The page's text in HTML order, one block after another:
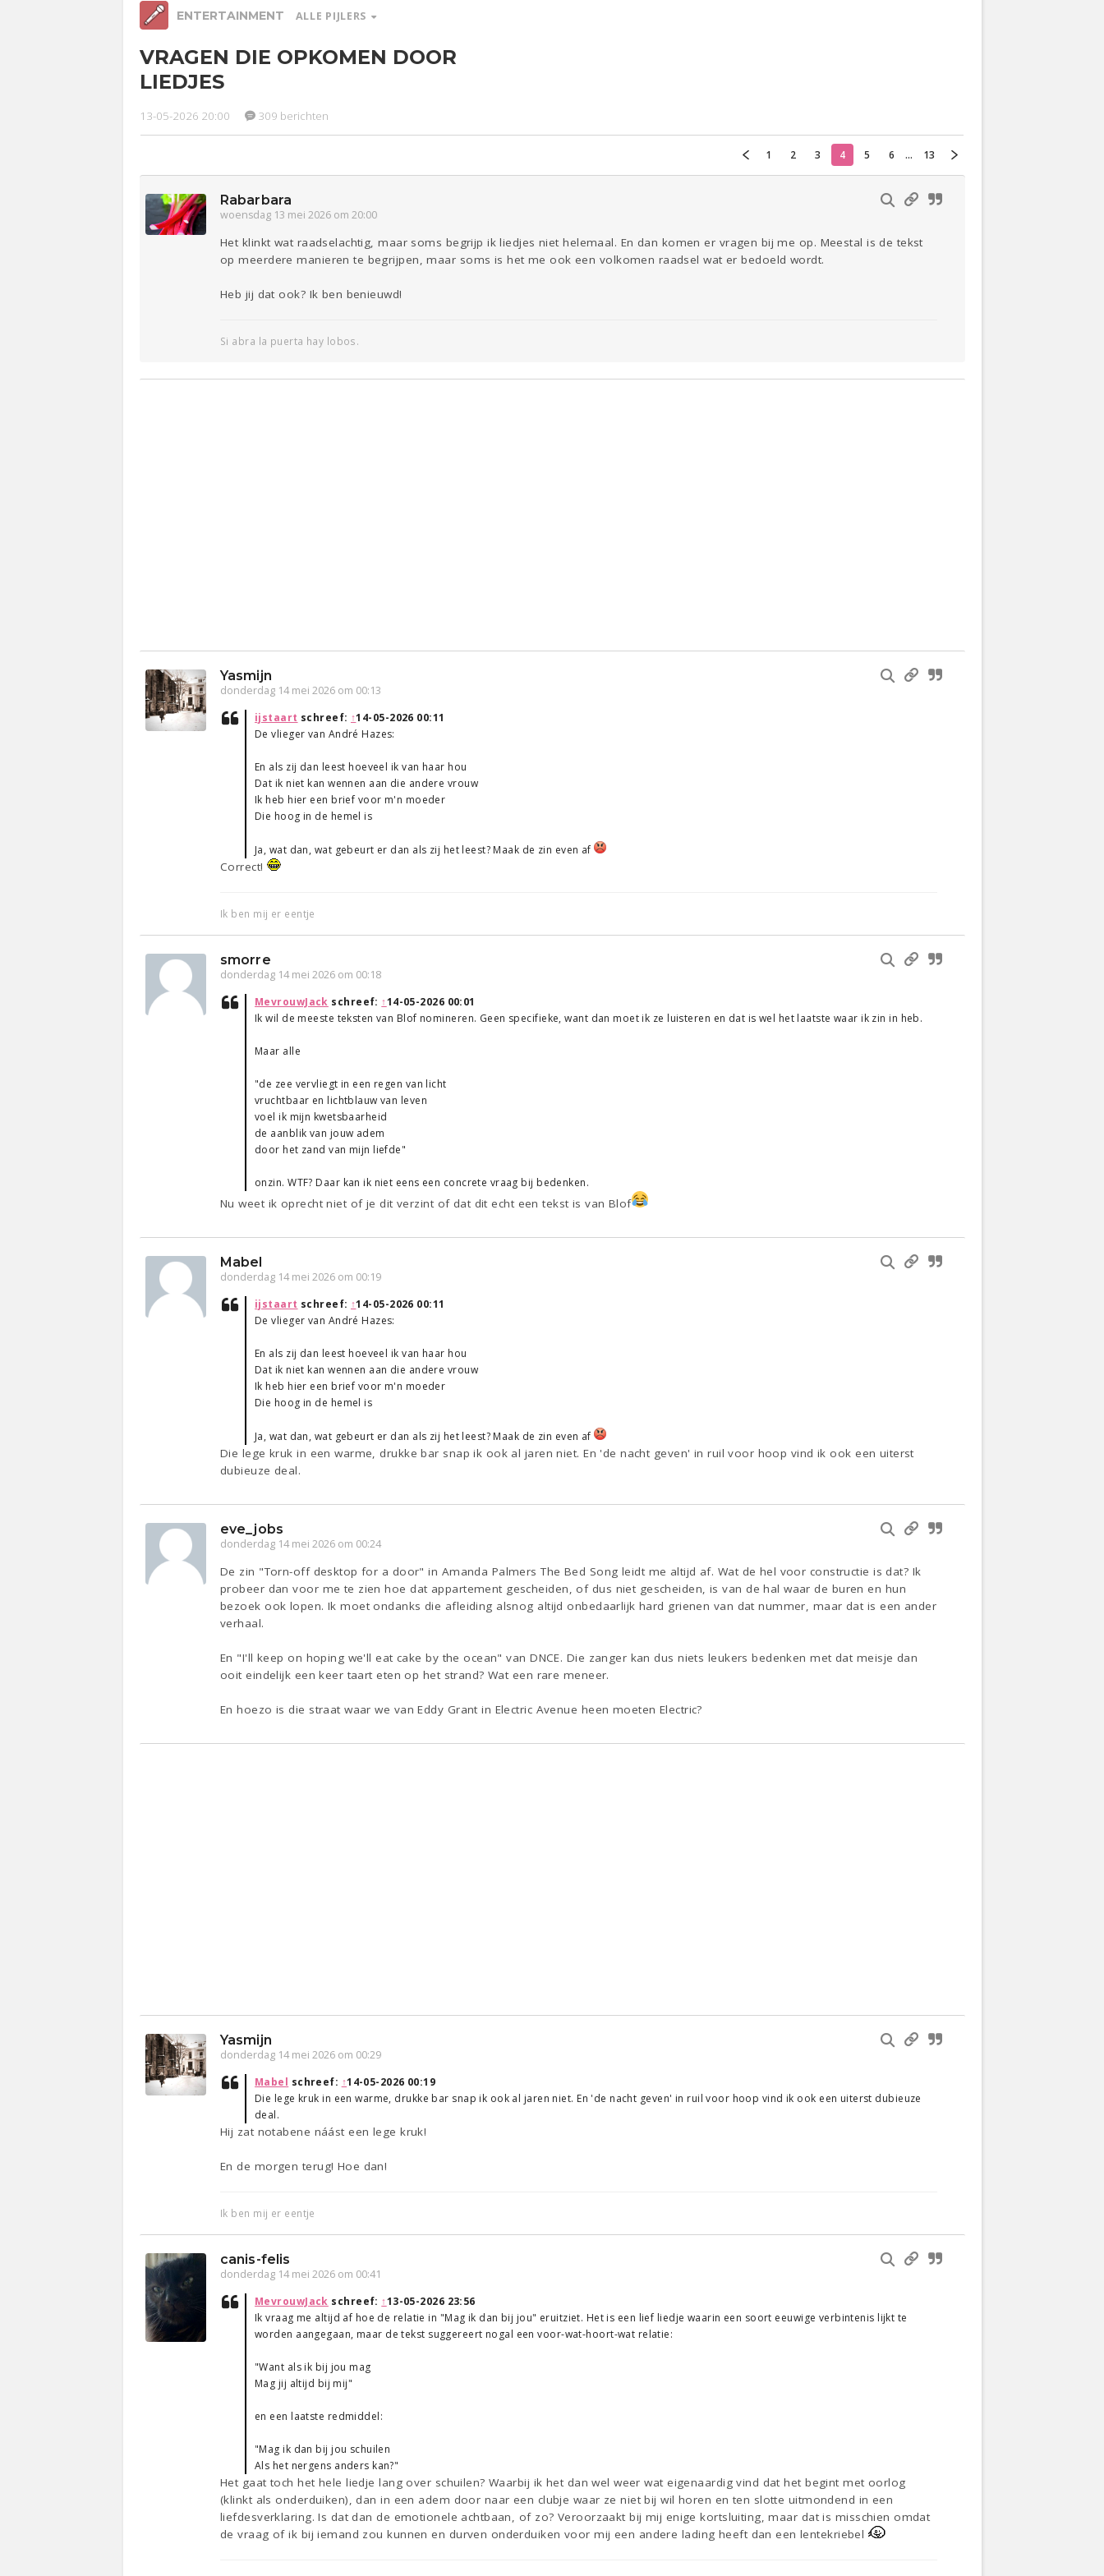
ENTERTAINMENT ALLE PIJLERS
VRAGEN DIE OPKOMEN DOOR
LIEDJES
13-05-2026 20:00 309 berichten
1 2 3 4 5 6 ... 13
Rabarbara
woensdag 13 mei 2026 om 20:00
Het klinkt wat raadselachtig, maar soms begrijp ik liedjes niet helemaal. En dan komen er vragen bij me op. Meestal is de tekst
op meerdere manieren te begrijpen, maar soms is het me ook een volkomen raadsel wat er bedoeld wordt.
Heb jij dat ook? Ik ben benieuwd!
Si abra la puerta hay lobos.
Yasmijn
donderdag 14 mei 2026 om 00:13
ijstaart schreef: ↑14-05-2026 00:11
De vlieger van André Hazes:
En als zij dan leest hoeveel ik van haar hou
Dat ik niet kan wennen aan die andere vrouw
Ik heb hier een brief voor m'n moeder
Die hoog in de hemel is
Ja, wat dan, wat gebeurt er dan als zij het leest? Maak de zin even af
Correct!
Ik ben mij er eentje
smorre
donderdag 14 mei 2026 om 00:18
MevrouwJack schreef: ↑14-05-2026 00:01
Ik wil de meeste teksten van Blof nomineren. Geen specifieke, want dan moet ik ze luisteren en dat is wel het laatste waar ik zin in heb.
Maar alle
"de zee vervliegt in een regen van licht
vruchtbaar en lichtblauw van leven
voel ik mijn kwetsbaarheid
de aanblik van jouw adem
door het zand van mijn liefde"
onzin. WTF? Daar kan ik niet eens een concrete vraag bij bedenken.
Nu weet ik oprecht niet of je dit verzint of dat dit echt een tekst is van Blof
Mabel
donderdag 14 mei 2026 om 00:19
ijstaart schreef: ↑14-05-2026 00:11
De vlieger van André Hazes:
En als zij dan leest hoeveel ik van haar hou
Dat ik niet kan wennen aan die andere vrouw
Ik heb hier een brief voor m'n moeder
Die hoog in de hemel is
Ja, wat dan, wat gebeurt er dan als zij het leest? Maak de zin even af
Die lege kruk in een warme, drukke bar snap ik ook al jaren niet. En 'de nacht geven' in ruil voor hoop vind ik ook een uiterst
dubieuze deal.
eve_jobs
donderdag 14 mei 2026 om 00:24
De zin "Torn-off desktop for a door" in Amanda Palmers The Bed Song leidt me altijd af. Wat de hel voor constructie is dat? Ik
probeer dan voor me te zien hoe dat appartement gescheiden, of dus niet gescheiden, is van de hal waar de buren en hun
bezoek ook lopen. Ik moet ondanks die afleiding alsnog altijd onbedaarlijk hard grienen van dat nummer, maar dat is een ander
verhaal.
En "I'll keep on hoping we'll eat cake by the ocean" van DNCE. Die zanger kan dus niets leukers bedenken met dat meisje dan
ooit eindelijk een keer taart eten op het strand? Wat een rare meneer.
En hoezo is die straat waar we van Eddy Grant in Electric Avenue heen moeten Electric?
Yasmijn
donderdag 14 mei 2026 om 00:29
Mabel schreef: ↑14-05-2026 00:19
Die lege kruk in een warme, drukke bar snap ik ook al jaren niet. En 'de nacht geven' in ruil voor hoop vind ik ook een uiterst dubieuze
deal.
Hij zat notabene náást een lege kruk!
En de morgen terug! Hoe dan!
Ik ben mij er eentje
canis-felis
donderdag 14 mei 2026 om 00:41
MevrouwJack schreef: ↑13-05-2026 23:56
Ik vraag me altijd af hoe de relatie in "Mag ik dan bij jou" eruitziet. Het is een lief liedje waarin een soort eeuwige verbintenis lijkt te
worden aangegaan, maar de tekst suggereert nogal een voor-wat-hoort-wat relatie:
"Want als ik bij jou mag
Mag jij altijd bij mij"
en een laatste redmiddel:
"Mag ik dan bij jou schuilen
Als het nergens anders kan?"
Het gaat toch het hele liedje lang over schuilen? Waarbij ik het dan wel weer wat eigenaardig vind dat het begint met oorlog
(klinkt als onderduiken), dan in een adem door naar een clubje waar ze niet bij wil horen en ten slotte uitmondend in een
liefdesverklaring. Is dat dan de emotionele achtbaan, of zo? Veroorzaakt bij mij enige kortsluiting, maar dat is misschien omdat
de vraag of ik bij iemand zou kunnen en durven onderduiken voor mij een andere lading heeft dan een lentekriebel